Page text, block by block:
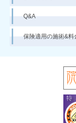
Q&A
保険適用の施術&料